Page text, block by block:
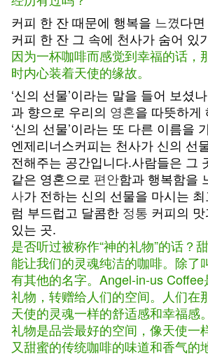
커피 한 잔 때문에 행복을 느꼈다
커피 한 잔 그 속에 천사가 숨어 있
因为一杯咖啡而感觉到幸福的话，
时内心装着天使的缘故。
‘신의 선물’이라는 말을 들어 보셨
과 향으로 우리의 영혼을 따뜻하게
‘신의 선물’이라는 또 다른 이름을
엔제리너스커피는 천사가 신의 선
전해주는 공간입니다.사람들은 그
같은 영혼으로 편안함과 행복함을
사가 전하는 신의 선물을 마시는
럼 부드럽고 달콤한 정통 커피의
있는 곳.
是否听过被称作“神的礼物”的话？
能让我们的灵魂纯洁的咖啡。除了
有其他的名字。Angel-in-us
礼物，转赠给人们的空间。人们在
天使的灵魂一样的舒适感和幸福感
礼物是品尝最好的空间，像天使一
又甜蜜的传统咖啡的味道和香气的